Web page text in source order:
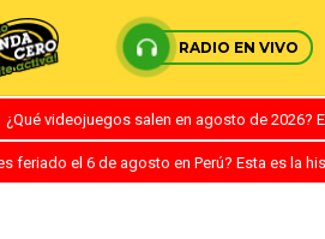
RADIO EN VIVO
¿Qué videojuegos salen en agosto de
feriado el 6 de agosto en Perú? Esta es la